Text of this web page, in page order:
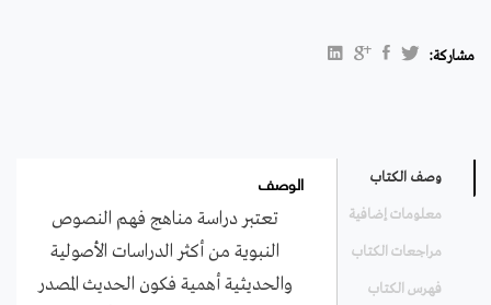
مشاركة:
وصف الكتاب
معلومات إضافية
مراجعات الكتاب
فهرس الكتاب
الوصف
تعتبر دراسة مناهج فهم النصوص
النبوية من أكثر الدراسات الأصولية
والحديثية أهمية فكون الحديث المصدر